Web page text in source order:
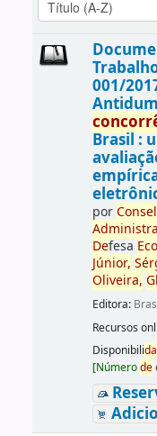
001/
Brasil :
por
Defesa
Júnior,
Oliveira,
Editora:
Recursos
Disponibilida
[Númerode